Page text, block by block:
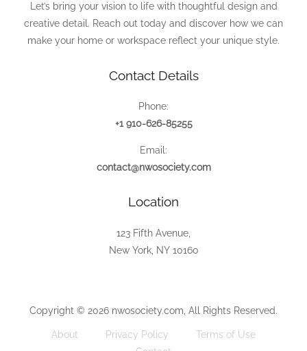
Let’s bring your vision to life with thoughtful design and
creative detail. Reach out today and discover how we can
make your home or workspace reflect your unique style.
Contact Details
Phone:
+1 910-626-85255
Email:
contact@nwosociety.com
Location
123 Fifth Avenue,
New York, NY 10160
Copyright © 2026 nwosociety.com, All Rights Reserved.
About Privacy Policy
Terms of Use